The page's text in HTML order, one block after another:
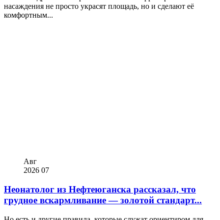
насаждения не просто украсят площадь, но и сделают её
комфортным...
Авг
2026 07
Неонатолог из Нефтеюганска рассказал, что
грудное вскармливание — золотой стандарт...